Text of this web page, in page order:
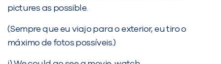
pictures as possible.
(Sempre que eu viajo para o exterior, eu tiro o
máximo de fotos possíveis.)